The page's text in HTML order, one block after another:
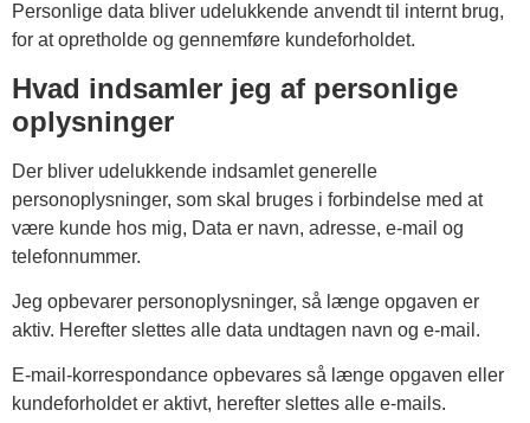
Personlige data bliver udelukkende anvendt til internt brug,
for at opretholde og gennemføre kundeforholdet.
Hvad indsamler jeg af personlige
oplysninger
Der bliver udelukkende indsamlet generelle
personoplysninger, som skal bruges i forbindelse med at
være kunde hos mig, Data er navn, adresse, e-mail og
telefonnummer.
Jeg opbevarer personoplysninger, så længe opgaven er
aktiv. Herefter slettes alle data undtagen navn og e-mail.
E-mail-korrespondance opbevares så længe opgaven eller
kundeforholdet er aktivt, herefter slettes alle e-mails.